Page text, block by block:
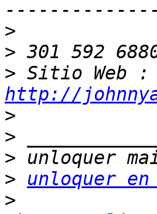
>
>
>
http://
>
>
>
>
unloquer
>